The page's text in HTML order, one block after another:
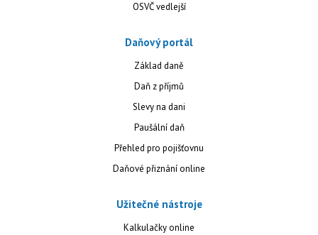
OSVČ vedlejší
Daňový portál
Základ daně
Daň z příjmů
Slevy na dani
Paušální daň
Přehled pro pojišťovnu
Daňové přiznání online
Užitečné nástroje
Kalkulačky online